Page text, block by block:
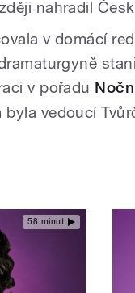
nahradil
v domácí
v pořadu
vedoucí
58 minut